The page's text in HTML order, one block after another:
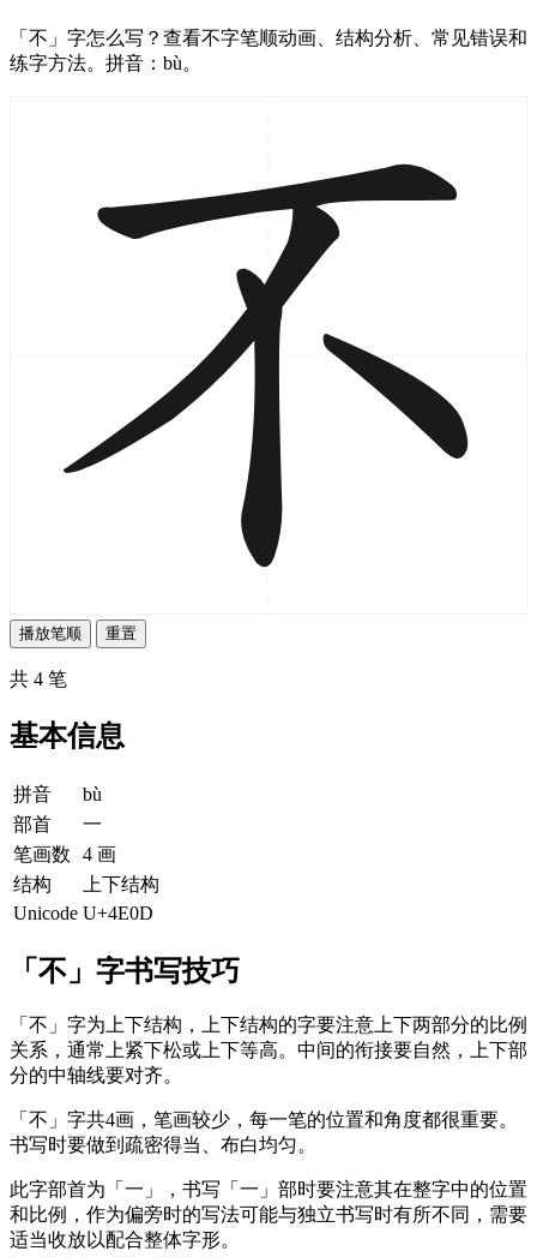
「不」字怎么写？查看不字笔顺动画、结构分析、常见错误和
练字方法。拼音：bù。
播放笔顺 重置
共 4 笔
基本信息
拼音
bù
部首
一
笔画数
4 画
结构
上下结构
Unicode U+4E0D
「不」字书写技巧
「不」字为上下结构，上下结构的字要注意上下两部分的比例
关系，通常上紧下松或上下等高。中间的衔接要自然，上下部
分的中轴线要对齐。
「不」字共4画，笔画较少，每一笔的位置和角度都很重要。
书写时要做到疏密得当、布白均匀。
此字部首为「一」，书写「一」部时要注意其在整字中的位置
和比例，作为偏旁时的写法可能与独立书写时有所不同，需要
适当收放以配合整体字形。